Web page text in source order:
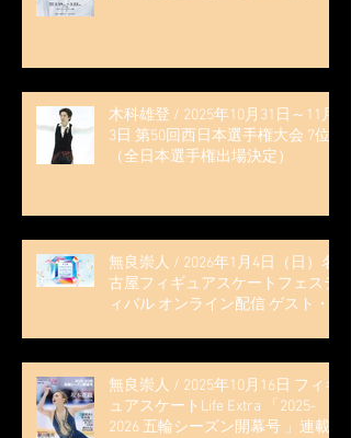
木科雄登 / 2025年10月31日～11月
3日 第50回西日本選手権大会 7位
（全日本選手権出場決定）
無良崇人 / 2026年1月4日（日）名
古屋フィギュアスケートフェステ
ィバル オンライン配信 ゲスト・
無良崇人 / 2025年10月16日 フィギ
ュアスケートLife Extra 「2025-
2026 五輪シーズン開幕号 」連載